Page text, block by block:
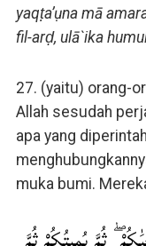
yaqṭa’ụna mā
fil-arḍ, ulā`ika
27. (yaitu) orang-
Allah sesudah
apa yang
muka bumi.